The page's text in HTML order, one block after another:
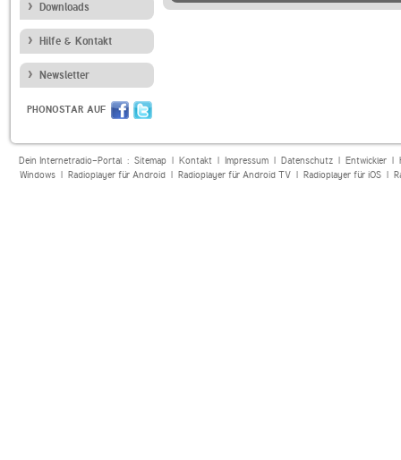
Downloads
Hilfe & Kontakt
Newsletter
PHONOSTAR AUF
Dein Internetradio-Portal : Sitemap| Kontakt| Impressum| Datenschutz| Entwickler|
Windows| Radioplayer für Android| Radioplayer für Android TV| Radioplayer für iOS|